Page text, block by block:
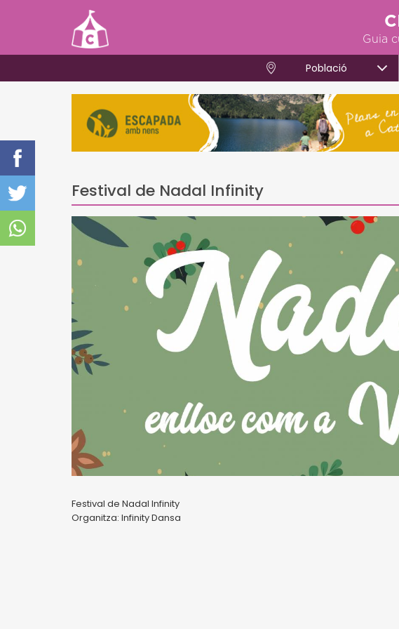
Guia
Població
Festival de Nadal Infinity
Festival de Nadal Infinity
Organitza: Infinity Dansa